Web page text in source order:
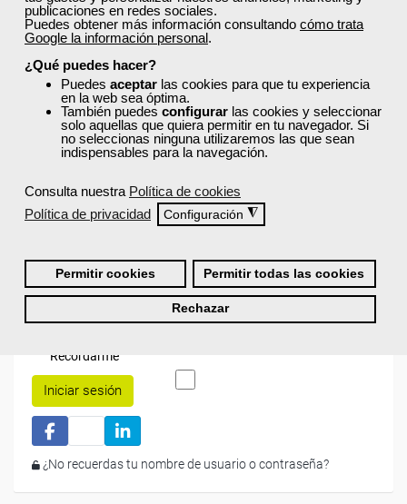
publicaciones en redes sociales.
Puedes obtener más información consultando cómo trata
Google la información personal.
¿Qué puedes hacer?
Puedes aceptar las cookies para que tu experiencia
en la web sea óptima.
También puedes configurar las cookies y seleccionar
solo aquellas que quiera permitir en tu navegador. Si
no seleccionas ninguna utilizaremos las que sean
indispensables para la navegación.
Consulta nuestra Política de cookies
Política de privacidad
Configuración ◮
Permitir cookies Permitir todas las cookies
Rechazar
Comentarios (0)
¡Únete a la Comunidad Femxa!
Actualmenteeste curso está cerradoy no hay plazas
disponibles.
Si todavía no tienes cuenta de usuario,regístrate
estás registrado, inicia sesión a continuación y filtra tu
búsqueda para encontrar los cursos que se ajusten a tu
perfil.
Recordarme
Iniciar sesión
¿No recuerdas tu nombre de usuario o contraseña?